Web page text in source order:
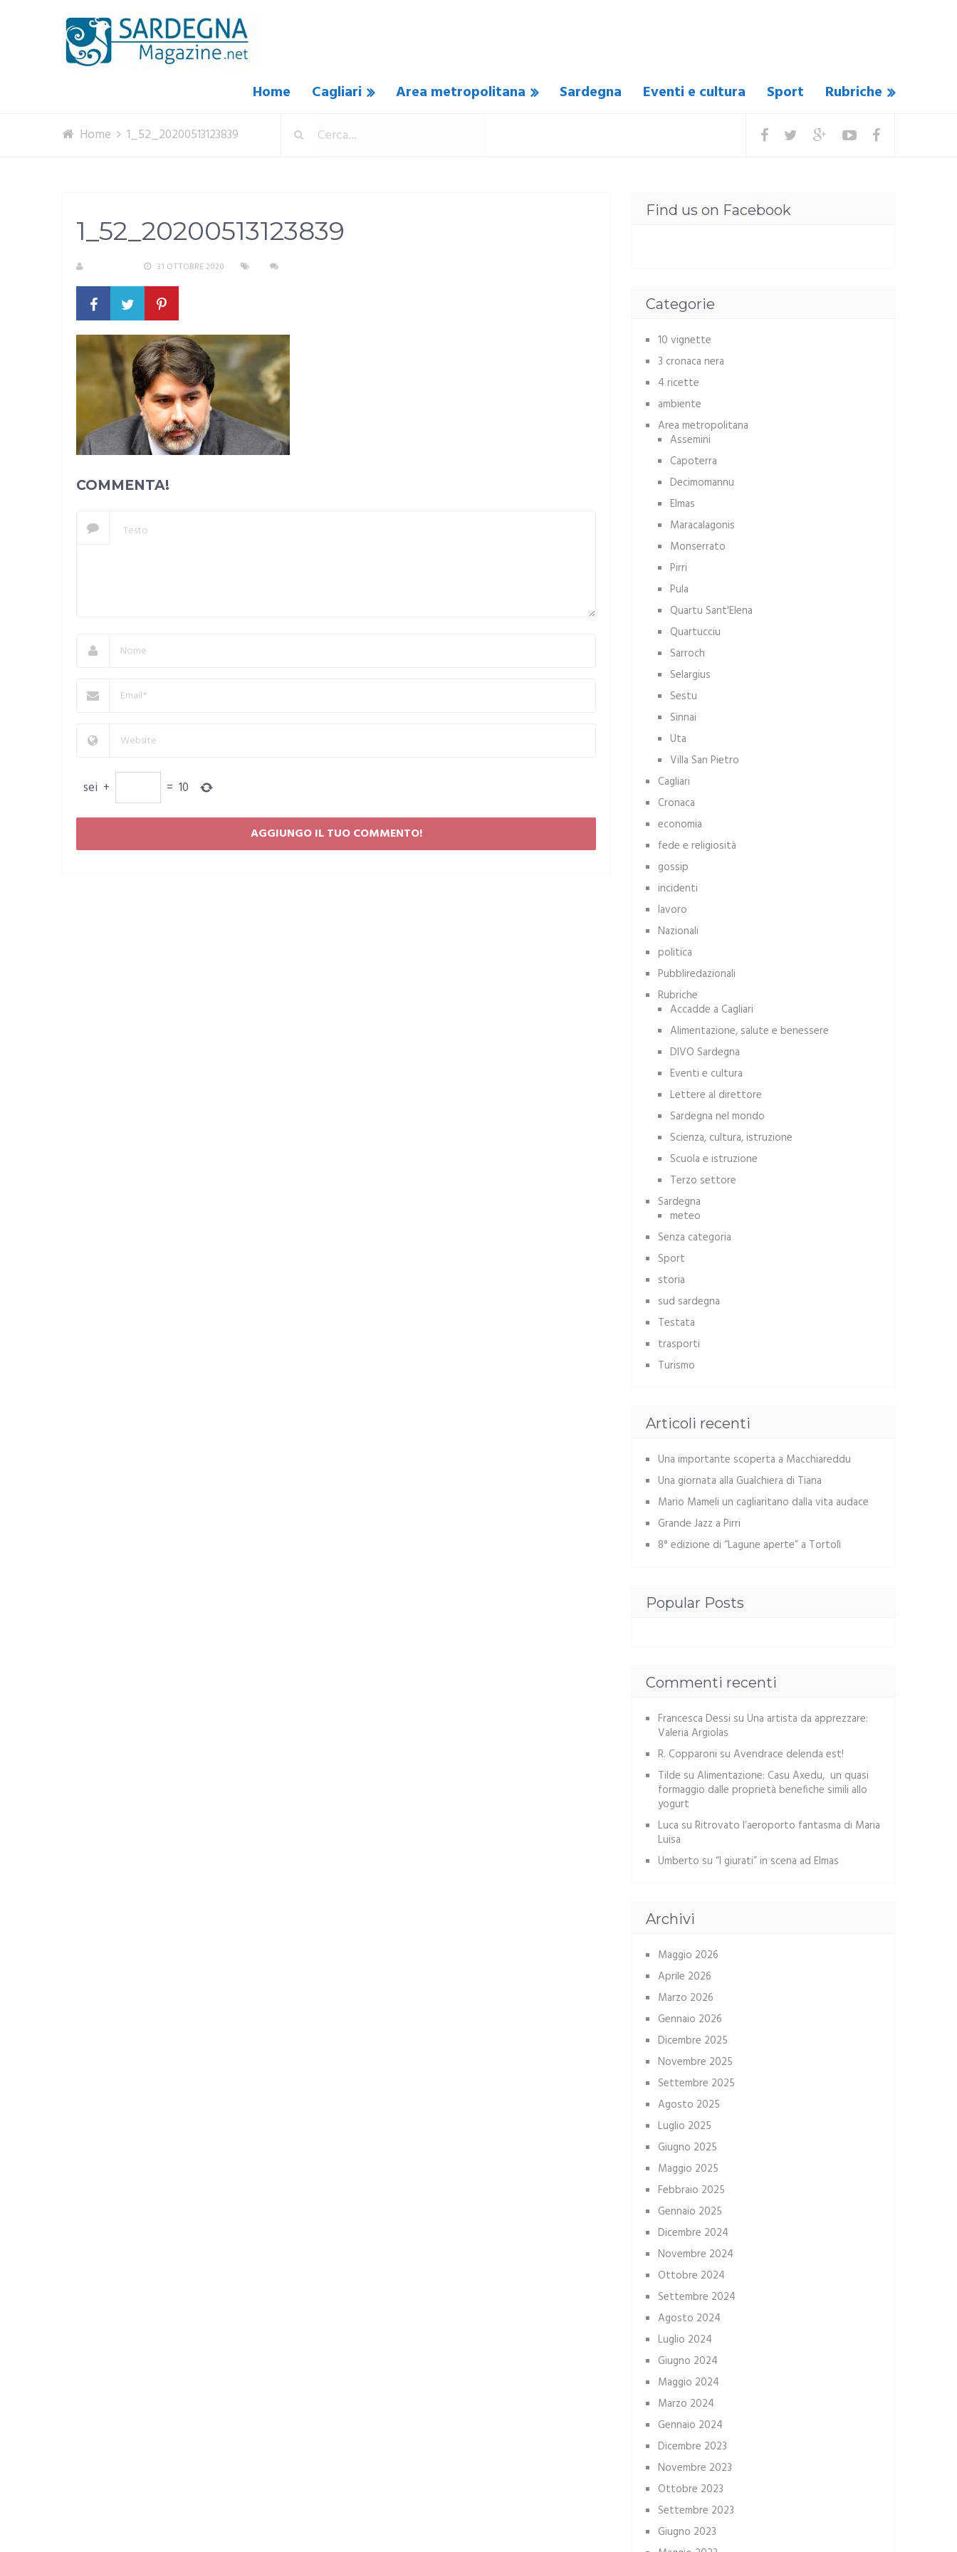
Home Cagliari Area metropolitana Sardegna Eventi e cultura Sport Rubriche
Home 1_52_20200513123839
1_52_20200513123839
31 OTTOBRE 2020
COMMENTA!
sei + = 10
Find us on Facebook
Categorie
10 vignette
3 cronaca nera
4 ricette
ambiente
Area metropolitana
Assemini
Capoterra
Decimomannu
Elmas
Maracalagonis
Monserrato
Pirri
Pula
Quartu Sant'Elena
Quartucciu
Sarroch
Selargius
Sestu
Sinnai
Uta
Villa San Pietro
Cagliari
Cronaca
economia
fede e religiosità
gossip
incidenti
lavoro
Nazionali
politica
Pubbliredazionali
Rubriche
Accadde a Cagliari
Alimentazione, salute e benessere
DIVO Sardegna
Eventi e cultura
Lettere al direttore
Sardegna nel mondo
Scienza, cultura, istruzione
Scuola e istruzione
Terzo settore
Sardegna
meteo
Senza categoria
Sport
storia
sud sardegna
Testata
trasporti
Turismo
Articoli recenti
Una importante scoperta a Macchiareddu
Una giornata alla Gualchiera di Tiana
Mario Mameli un cagliaritano dalla vita audace
Grande Jazz a Pirri
8° edizione di “Lagune aperte” a Tortolì
Popular Posts
Commenti recenti
Francesca Dessi su Una artista da apprezzare:
Valeria Argiolas
R. Copparoni su Avendrace delenda est!
Tilde su Alimentazione: Casu Axedu, un quasi
formaggio dalle proprietà benefiche simili allo
yogurt
Luca su Ritrovato l’aeroporto fantasma di Maria
Luisa
Umberto su “I giurati” in scena ad Elmas
Archivi
Maggio 2026
Aprile 2026
Marzo 2026
Gennaio 2026
Dicembre 2025
Novembre 2025
Settembre 2025
Agosto 2025
Luglio 2025
Giugno 2025
Maggio 2025
Febbraio 2025
Gennaio 2025
Dicembre 2024
Novembre 2024
Ottobre 2024
Settembre 2024
Agosto 2024
Luglio 2024
Giugno 2024
Maggio 2024
Marzo 2024
Gennaio 2024
Dicembre 2023
Novembre 2023
Ottobre 2023
Settembre 2023
Giugno 2023